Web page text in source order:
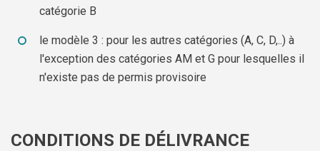
Chantiers en cours
catégorie B
le modèle 3 : pour les autres catégories (A, C, D,..) à
l'exception des catégories AM et G pour lesquelles il
n'existe pas de permis provisoire
CONDITIONS DE DÉLIVRANCE